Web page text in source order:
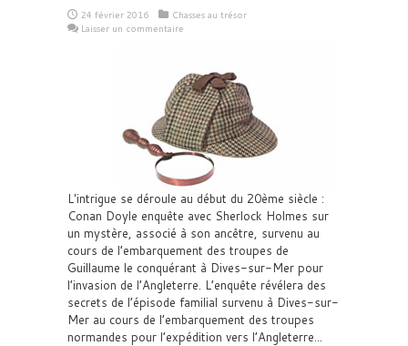
24 février 2016
Chasses au trésor
Laisser un commentaire
L'intrigue se déroule au début du 20ème siècle :
Conan Doyle enquête avec Sherlock Holmes sur
un mystère, associé à son ancêtre, survenu au
cours de l’embarquement des troupes de
Guillaume le conquérant à Dives-sur-Mer pour
l’invasion de l’Angleterre. L’enquête révélera des
secrets de l’épisode familial survenu à Dives-sur-
Mer au cours de l’embarquement des troupes
normandes pour l’expédition vers l’Angleterre...